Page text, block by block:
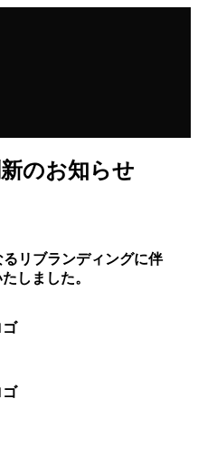
のお知らせ
リブランディングに伴
しました。
ゴ
ゴ